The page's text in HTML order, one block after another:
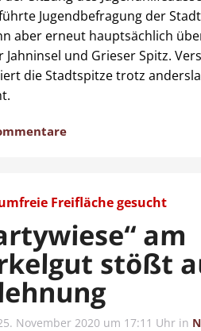
Jugendbefragung der
aber erneut hauptsächlich
und Grieser Spitz.
die Stadtspitze trotz
Freifläche gesucht
am
stößt
November 2020 um 17:11 Uhr in